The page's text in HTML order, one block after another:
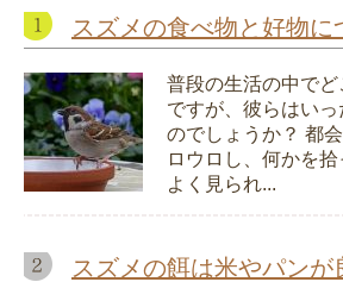
スズメの食べ物と好物に
普段の生活の中で
ですが、彼らはい
のでしょうか？ 都
ロウロし、何かを
よく見られ...
スズメの餌は米やパンが